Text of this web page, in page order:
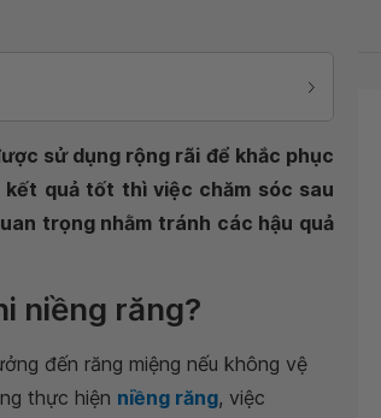
sử dụng rộng rãi để khắc phục
quả tốt thì việc chăm sóc sau
trọng nhằm tránh các hậu quả
niềng răng?
đến răng miệng nếu không vệ
thực hiện niềng răng, việc